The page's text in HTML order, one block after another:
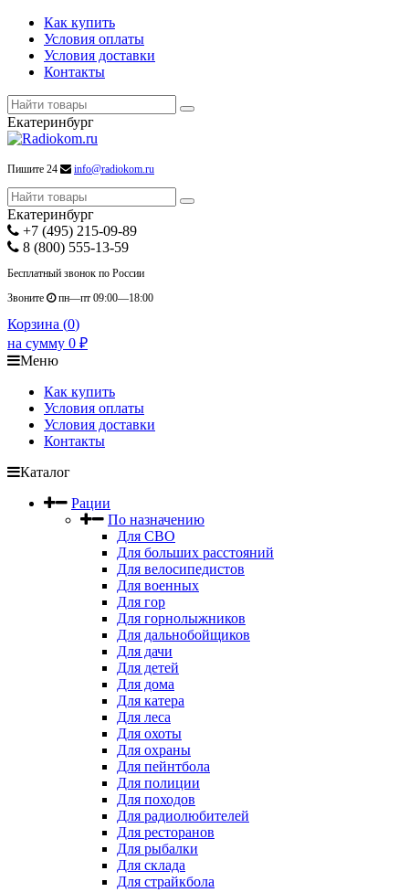
Как купить
Условия оплаты
Условия доставки
Контакты
Екатеринбург
Пишите 24 info@radiokom.ru
Екатеринбург
+7 (495) 215-09-89
8 (800) 555-13-59
Бесплатный звонок по России
Звоните
пн—пт 09:00—18:00
Корзина (0)
на сумму 0 ₽
Меню
Как купить
Условия оплаты
Условия доставки
Контакты
Каталог
Рации
По назначению
Для СВО
Для больших расстояний
Для велосипедистов
Для военных
Для гор
Для горнолыжников
Для дальнобойщиков
Для дачи
Для детей
Для дома
Для катера
Для леса
Для охоты
Для охраны
Для пейнтбола
Для полиции
Для походов
Для радиолюбителей
Для ресторанов
Для рыбалки
Для склада
Для страйкбола